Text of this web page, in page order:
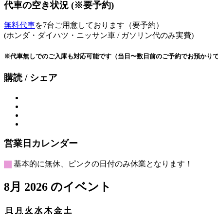
代車の空き状況 (※要予約)
無料代車を7台ご用意しております（要予約）
(ホンダ・ダイハツ・ニッサン車 / ガソリン代のみ実費)
※代車無しでのご入庫も対応可能です（当日〜数日前のご予約でお預かりで
購読 / シェア
営業日カレンダー
基本的に無休、ピンクの日付のみ休業となります！
8月 2026 のイベント
日
日
月 月
火 火
水 水
木木
金金
土